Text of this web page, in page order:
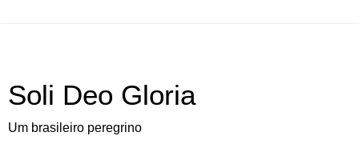
Soli Deo Gloria
Um brasileiro peregrino